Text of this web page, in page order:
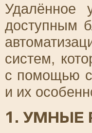
Удалённое
доступным
систем,
с помощью
и их
1. УМНЫЕ